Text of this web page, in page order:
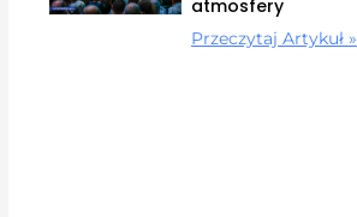
atmosfery
Przeczytaj Artykuł »